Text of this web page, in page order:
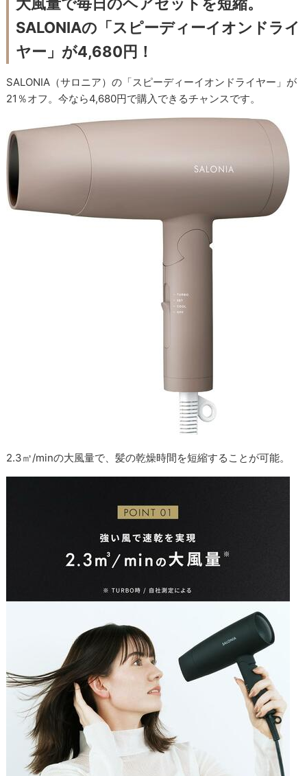
SALONIAの「スピーディーイオンドライ
ヤー」が4,680円！
SALONIA（サロニア）の「スピーディーイオンドライヤー」が
21％オフ。今なら4,680円で購入できるチャンスです。
2.3㎥/minの大風量で、髪の乾燥時間を短縮することが可能。